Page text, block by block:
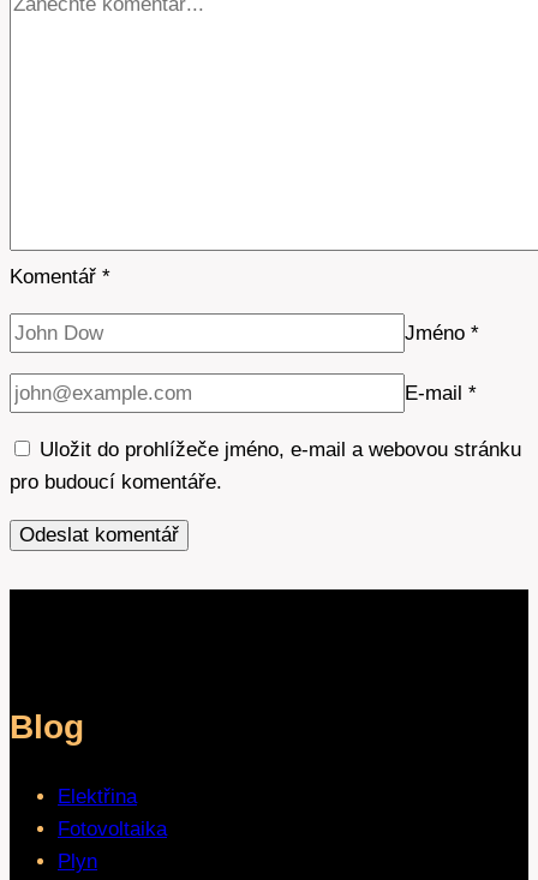
Komentář *
Jméno *
E-mail *
Uložit do prohlížeče jméno, e-mail a webovou stránku
pro budoucí komentáře.
Blog
Elektřina
Fotovoltaika
Plyn